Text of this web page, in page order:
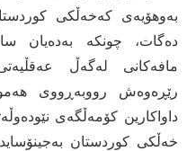
بەوهۆیەی کەخەڵکی
دەگات، چونکە بەدەیان
مافەکانی لەگەڵ
رێڕەوەش رووبەڕووی
داواکارین کۆمەڵگه‌ی
خەڵکی کوردستان